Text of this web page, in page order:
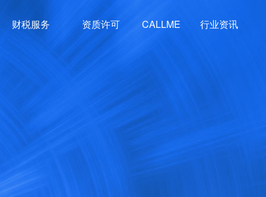
财税服务 资质许可 CALLME 行业资讯